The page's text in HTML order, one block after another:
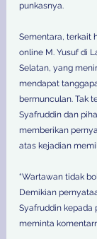
punkasnya.
Sementara, terkait
online M. Yusuf di
Selatan, yang
mendapat
bermunculan. Tak
Syafruddin dan
memberikan
atas kejadian
“Wartawan tidak
Demikian
Syafruddin kepada
meminta